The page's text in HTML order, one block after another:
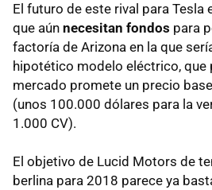
El futuro de este rival para Tesla
que aún necesitan fondos para
factoría de Arizona en la que
hipotético modelo eléctrico, que
mercado promete un precio
(unos 100.000 dólares para la
1.000 CV).
El objetivo de Lucid Motors de
berlina para 2018 parece ya